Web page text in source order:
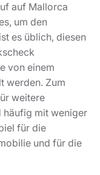
auf Mallorca
um den
es üblich, diesen
von einem
werden. Zum
weitere
häufig mit weniger
für die
und für die